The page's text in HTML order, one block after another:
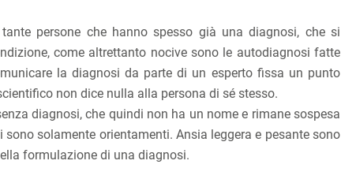
persone che hanno spesso già una diagnosi, che si
come altrettanto nocive sono le autodiagnosi fatte
la diagnosi da parte di un esperto fissa un punto
non dice nulla alla persona di sé stesso.
diagnosi, che quindi non ha un nome e rimane sospesa
solamente orientamenti. Ansia leggera e pesante sono
formulazione di una diagnosi.